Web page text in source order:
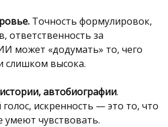
Точность формулировок,
ответственность за
может «додумать» то, чего
слишком высока.
автобиографии.
искренность — это то, что
умеют чувствовать.